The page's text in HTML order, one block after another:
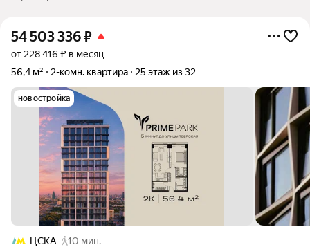
54 503 336₽
от 228 416 ₽ в месяц
56,4 м²
2-комн. квартира 25 этаж из 32
новостройка
ЦСКА
10 мин.